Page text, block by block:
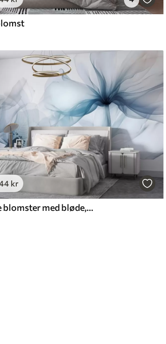
kr
Blå, abstrakte blomster med bløde, gennemskinnelige kronblade og fine detaljer på en hvid baggrund